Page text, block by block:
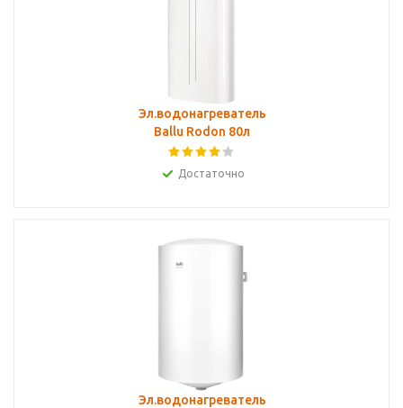
Эл.водонагреватель
Ballu Rodon 80л
Достаточно
Эл.водонагреватель